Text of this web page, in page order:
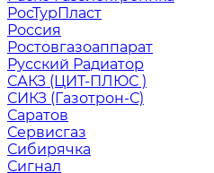
РосТурПласт
Россия
Ростовгазоаппарат
Русский Радиатор
САКЗ (ЦИТ-ПЛЮС )
СИКЗ (Газотрон-С)
Саратов
Сервисгаз
Сибирячка
Сигнал